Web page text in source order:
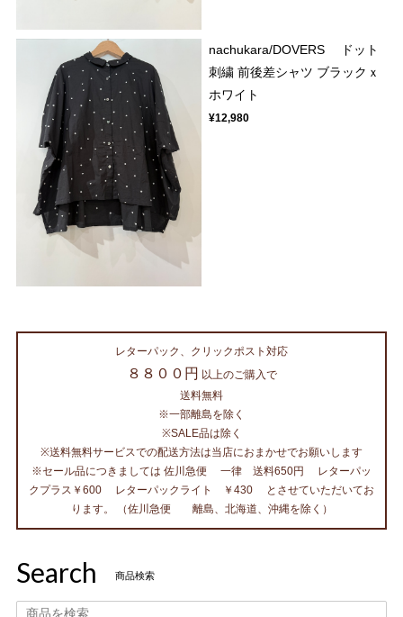
nachukara/DOVERS ドット
刺繍 前後差シャツ ブラックｘ
ホワイト
¥12,980
レターパック、クリックポスト対応
８８００円 以上のご購入で
送料無料
※一部離島を除く
※SALE品は除く
※送料無料サービスでの配送方法は当店におまかせでお願いします
※セール品につきましては 佐川急便 一律 送料650円 レターパッ
クプラス￥600 レターパックライト ￥430 とさせていただいてお
ります。 （佐川急便 離島、北海道、沖縄を除く）
Search 商品検索